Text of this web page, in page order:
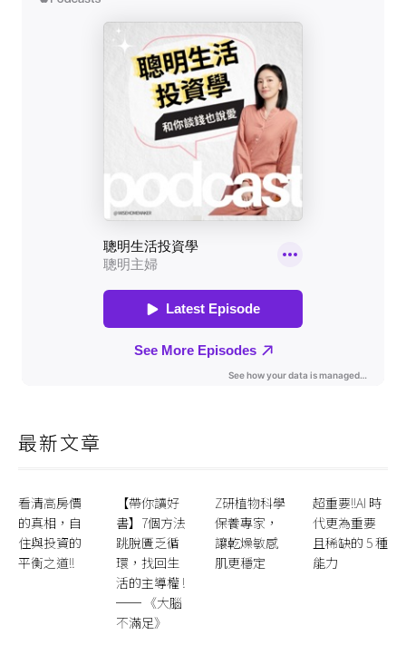
最新文章
看清高房價
的真相，自
住與投資的
平衡之道!!
【帶你讀好
書】7個方法
跳脫匱乏循
環，找回生
活的主導權 !
── 《大腦
不滿足》
Z研植物科學
保養專家，
讓乾燥敏感
肌更穩定
超重要!!AI 時
代更為重要
且稀缺的 5 種
能力